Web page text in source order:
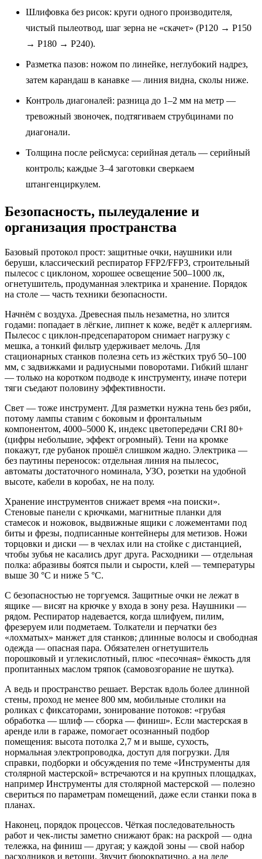
Шлифовка без рисок: круги одного производителя,
чистый пылеотвод, шаг зерна не «скачет» (P120 → P150
→ P180 → P240).
Разметка пазов: ножом по линейке, неглубокий надрез,
затем карандаш в канавке — линия видна, сколы ниже.
Контроль диагоналей: разница до 1–2 мм на метр —
тревожный звоночек, подтягиваем струбцинами по
диагонали.
Толщина после рейсмуса: серийная деталь — серийный
контроль; каждые 3–4 заготовки сверкаем
штангенциркулем.
Безопасность, пылеудаление и
организация пространства
Базовый протокол прост: защитные очки, наушники или
беруши, классический респиратор FFP2/FFP3, строительный
пылесос с циклоном, хорошее освещение 500–1000 лк,
огнетушитель, продуманная электрика и хранение. Порядок
на столе — часть техники безопасности.
Начнём с воздуха. Древесная пыль незаметна, но злится
годами: попадает в лёгкие, липнет к коже, ведёт к аллергиям.
Пылесос с циклон‑предсепаратором снимает нагрузку с
мешка, а тонкий фильтр удерживает мелочь. Для
стационарных станков полезна сеть из жёстких труб 50–100
мм, с задвижками и радиусными поворотами. Гибкий шланг
— только на коротком подводе к инструменту, иначе потери
тяги съедают половину эффективности.
Свет — тоже инструмент. Для разметки нужна тень без ряби,
потому лампы ставим с боковым и фронтальным
компонентом, 4000–5000 К, индекс цветопередачи CRI 80+
(цифры небольшие, эффект огромный). Тени на кромке
покажут, где рубанок прошёл слишком жадно. Электрика —
без паутины переносок: отдельная линия на пылесос,
автоматы достаточного номинала, УЗО, розетки на удобной
высоте, кабели в коробах, не на полу.
Хранение инструментов снижает время «на поиски».
Стеновые панели с крючками, магнитные планки для
стамесок и ножовок, выдвижные ящики с ложементами под
биты и фрезы, подписанные контейнеры для метизов. Ножи
торцовки и диски — в чехлах или на стойке с дистанцией,
чтобы зубья не касались друг друга. Расходники — отдельная
полка: абразивы боятся пыли и сырости, клей — температуры
выше 30 °C и ниже 5 °C.
С безопасностью не торгуемся. Защитные очки не лежат в
ящике — висят на крючке у входа в зону реза. Наушники —
рядом. Респиратор надевается, когда шлифуем, пилим,
фрезеруем или подметаем. Толкатели и перчатки без
«лохматых» манжет для станков; длинные волосы и свободная
одежда — опасная пара. Обязателен огнетушитель
порошковый и углекислотный, плюс «песочная» ёмкость для
пропитанных маслом тряпок (самовозгорание не шутка).
А ведь и пространство решает. Верстак вдоль более длинной
стены, проход не менее 800 мм, мобильные столики на
роликах с фиксаторами, зонирование потоков: «грубая
обработка — шлиф — сборка — финиш». Если мастерская в
аренде или в гараже, помогает осознанный подбор
помещения: высота потолка 2,7 м и выше, сухость,
нормальная электропроводка, доступ для погрузки. Для
справки, подборки и обсуждения по теме «Инструменты для
столярной мастерской» встречаются и на крупных площадках,
например Инструменты для столярной мастерской — полезно
свериться по параметрам помещений, даже если станки пока в
планах.
Наконец, порядок процессов. Чёткая последовательность
работ и чек‑листы заметно снижают брак: на раскрой — одна
тележка, на финиш — другая; у каждой зоны — свой набор
расходников и ветоши. Звучит бюрократично, а на деле